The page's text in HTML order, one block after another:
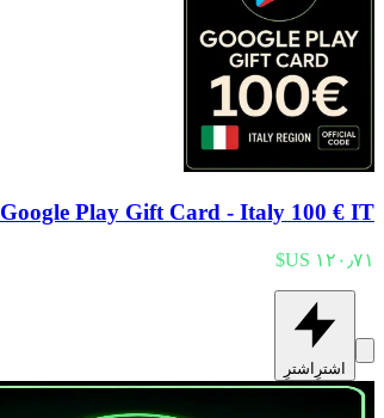
Google Play Gift Card - Italy 100 € IT
اشترِ اشترِ